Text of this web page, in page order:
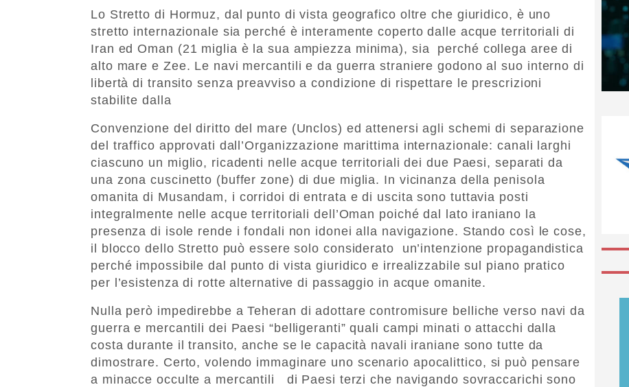
Lo Stretto di Hormuz, dal punto di vista geografico oltre che giuridico, è uno
stretto internazionale sia perché è interamente coperto dalle acque territoriali di
Iran ed Oman (21 miglia è la sua ampiezza minima), sia perché collega aree di
alto mare e Zee. Le navi mercantili e da guerra straniere godono al suo interno di
libertà di transito senza preavviso a condizione di rispettare le prescrizioni
stabilite dalla
Convenzione del diritto del mare (Unclos) ed attenersi agli schemi di separazione
del traffico approvati dall’Organizzazione marittima internazionale: canali larghi
ciascuno un miglio, ricadenti nelle acque territoriali dei due Paesi, separati da
una zona cuscinetto (buffer zone) di due miglia. In vicinanza della penisola
omanita di Musandam, i corridoi di entrata e di uscita sono tuttavia posti
integralmente nelle acque territoriali dell’Oman poiché dal lato iraniano la
presenza di isole rende i fondali non idonei alla navigazione. Stando così le cose,
il blocco dello Stretto può essere solo considerato un’intenzione propagandistica
perché impossibile dal punto di vista giuridico e irrealizzabile sul piano pratico
per l’esistenza di rotte alternative di passaggio in acque omanite.
Nulla però impedirebbe a Teheran di adottare contromisure belliche verso navi da
guerra e mercantili dei Paesi “belligeranti” quali campi minati o attacchi dalla
costa durante il transito, anche se le capacità navali iraniane sono tutte da
dimostrare. Certo, volendo immaginare uno scenario apocalittico, si può pensare
a minacce occulte a mercantili di Paesi terzi che navigando sovraccarichi sono